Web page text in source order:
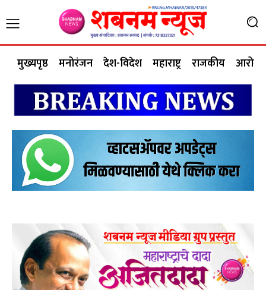
मुख्यपृष्ठ मनोरंजन देश-विदेश महाराष्ट्र राजकीय आरोग्य